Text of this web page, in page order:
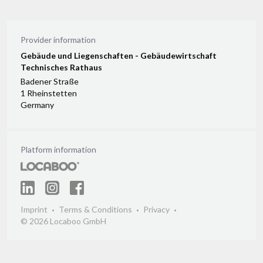
Provider information
Gebäude und Liegenschaften - Gebäudewirtschaft
Technisches Rathaus
Badener Straße
1 Rheinstetten
Germany
Platform information
Imprint Terms & Conditions
Privacy
© 2026 Locaboo GmbH